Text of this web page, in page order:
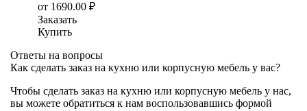
от 1690.00 ₽
Заказать
Купить
Ответы на вопросы
Как сделать заказ на кухню или корпусную мебель у вас?
Чтобы сделать заказ на кухню или корпусную мебель у нас,
вы можете обратиться к нам воспользовавшись формой